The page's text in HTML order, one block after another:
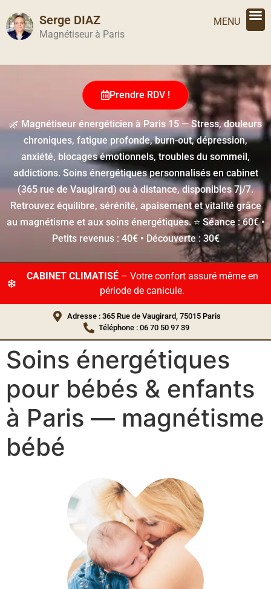
Serge DIAZ
Magnétiseur à Paris
MENU X
Prendre RDV !
Prendre RDV !
🌿 Magnétiseur énergéticien à Paris 15 — Stress, douleurs
chroniques, fatigue profonde, burn-out, dépression,
anxiété, blocages émotionnels, troubles du sommeil,
addictions. Soins énergétiques personnalisés en cabinet
(365 rue de Vaugirard) ou à distance, disponibles 7j/7.
Retrouvez équilibre, sérénité, apaisement et vitalité grâce
au magnétisme et aux soins énergétiques. ⭐ Séance : 60€ •
Petits revenus : 40€ • Découverte : 30€
CABINET CLIMATISÉ– Votre confort assuré même en
période de canicule.
Adresse : 365 Rue de Vaugirard, 75015 Paris
Téléphone : 06 70 50 97 39
Soins énergétiques
pour bébés & enfants
à Paris — magnétisme
bébé